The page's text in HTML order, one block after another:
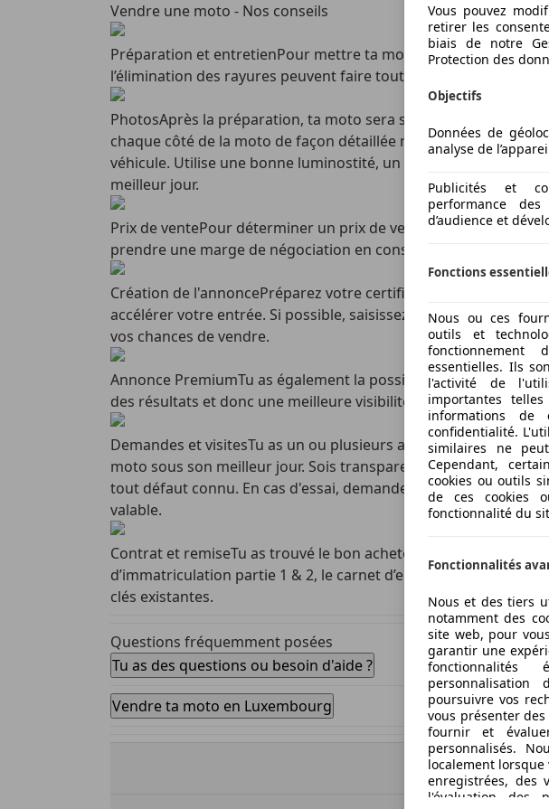
Vendre une moto - Nos conseils
Préparation et entretienPour mettre ta moto sous son
l’élimination des rayures peuvent faire toute la différence. Une
PhotosAprès la préparation, ta moto sera sous son meilleur
chaque côté de la moto de façon détaillée mais également en
véhicule. Utilise une bonne luminostité, un arrière plan
meilleur jour.
Prix de ventePour déterminer un prix de vente réaliste, tu
prendre une marge de négociation en considération.
Création de l'annoncePréparez votre certificat
accélérer votre entrée. Si possible, saisissez également les
vos chances de vendre.
Annonce PremiumTu as également la possibilité d'insérer une
des résultats et donc une meilleure visibilité.
Demandes et visitesTu as un ou plusieurs acheteurs potentiels
moto sous son meilleur jour. Sois transparent sur les défauts
tout défaut connu. En cas d'essai, demande une garantie telle
valable.
Contrat et remiseTu as trouvé le bon acheteur ? Plus rien ne
d’immatriculation partie 1 & 2, le carnet d’entretien, le mode
clés existantes.
Questions fréquemment posées
Tu as des questions ou besoin d'aide ?
Vendre ta moto en Luxembourg
Vous pouvez
retirer les
biais de notre
Protection des
Objectifs
Données de
analyse de
Publicités et
performance
d’audience et
Fonctions
Nous ou ces
outils et
essentielles. Ils
l'activité de
importantes
informations de
confidentialité.
similaires ne
Cependant,
cookies ou outils
de ces cookies
fonctionnalité du
Fonctionnalités
Nous et des tiers
notamment des
site web, pour
garantir une
fonctionnalités
poursuivre vos
vous présenter
fournir et
personnalisés.
localement
enregistrées, des
l'évaluation des